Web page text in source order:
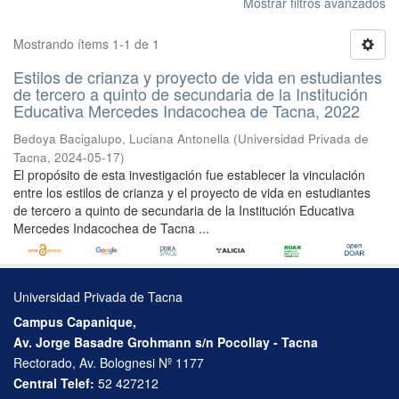
Mostrando ítems 1-1 de 1
Estilos de crianza y proyecto de vida en estudiantes
de tercero a quinto de secundaria de la Institución
Educativa Mercedes Indacochea de Tacna, 2022
Bedoya Bacigalupo, Luciana Antonella (Universidad Privada de
Tacna, 2024-05-17)
El propósito de esta investigación fue establecer la vinculación
entre los estilos de crianza y el proyecto de vida en estudiantes
de tercero a quinto de secundaria de la Institución Educativa
Mercedes Indacochea de Tacna ...
Universidad Privada de Tacna
Campus Capanique,
Av. Jorge Basadre Grohmann s/n Pocollay - Tacna
Rectorado, Av. Bolognesi Nº 1177
Central Telef: 52 427212